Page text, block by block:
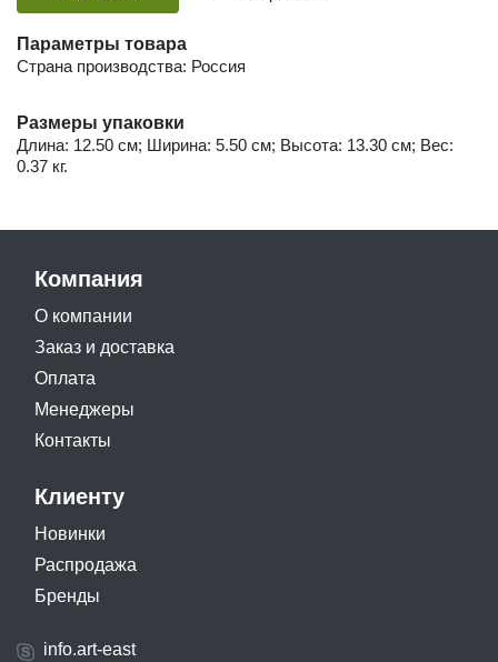
Параметры товара
Страна производства: Россия
Размеры упаковки
Длина: 12.50 см; Ширина: 5.50 см; Высота: 13.30 см; Вес:
0.37 кг.
Компания
О компании
Заказ и доставка
Оплата
Менеджеры
Контакты
Клиенту
Новинки
Распродажа
Бренды
info.art-east